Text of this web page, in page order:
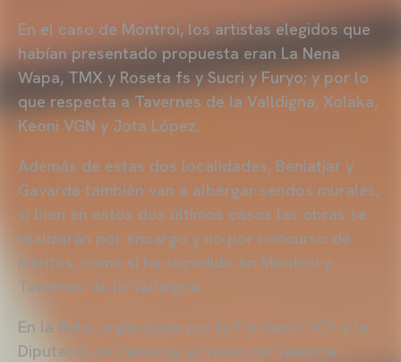
En el caso de Montroi, los artistas elegidos que
habían presentado propuesta eran La Nena
Wapa, TMX y Roseta fs y Sucri y Furyo; y por lo
que respecta a Tavernes de la Valldigna, Xolaka,
Keoni VGN y Jota López.
Además de estas dos localidades, Beniatjar y
Gavarda también van a albergar sendos murales,
si bien en estos dos últimos casos las obras se
realizarán por encargo y no por concurso de
méritos, como sí ha sucedido en Montroi y
Tavernes de la Valldigna.
En la Ruta, organizada por la Fundació VCF y la
Diputació de València, a través de València